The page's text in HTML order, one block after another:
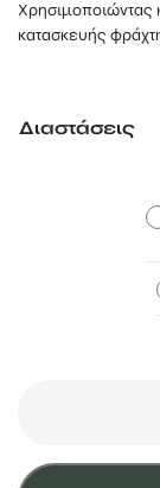
through
39,69 €
Χρησιμοποιώντας
κατασκευής
Διαστάσεις